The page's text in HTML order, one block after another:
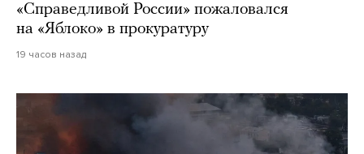
«Справедливой России» пожаловался
на «Яблоко» в прокуратуру
19 часов назад